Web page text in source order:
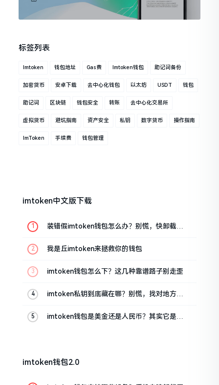
标签列表
Imtoken 钱包地址 Gas费 Imtoken钱包 助记词备份
加密货币 安卓下载 去中心化钱包 以太坊 USDT 钱包
助记词 区块链 钱包安全 转账 去中心化交易所
虚拟货币 避坑指南 资产安全 私钥 数字货币 操作指南
ImToken 手续费 钱包管理
imtoken中文版下载
装错假imtoken钱包怎么办？别慌，快卸载，
我是丘imtoken来拯救你的钱包
imtoken钱包怎么下？这几种靠谱路子别走歪
imtoken私钥到底藏在哪？别慌，找对地方才
imtoken钱包是美金还是人民币？其实它是个
imtoken钱包2.0